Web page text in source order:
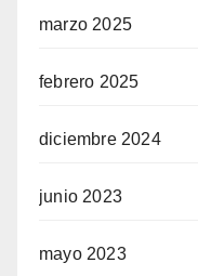
marzo 2025
febrero 2025
diciembre 2024
junio 2023
mayo 2023